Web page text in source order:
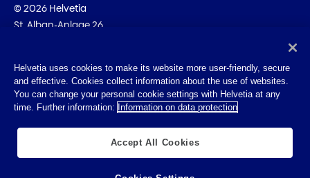
© 2026 Helvetia
St. Alban-Anlage 26
Impressum
Rechtliche Hinweise
Helvetia uses cookies to make its website more user-friendly, secure
and effective. Cookies collect information about the use of websites.
You can change your personal cookie settings with Helvetia at any
time. Further information: Information on data protection
Accept All Cookies